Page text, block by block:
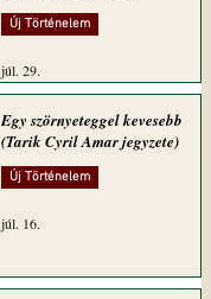
Új Történelem
júl. 29.
Egy szörnyeteggel kevesebb
(Tarik Cyril Amar jegyzete)
Új Történelem
júl. 16.